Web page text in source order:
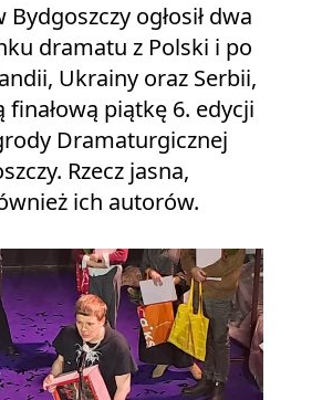
ogłosił dwa
dramatu z Polski i po
Ukrainy oraz Serbii,
piątkę 6. edycji
Dramaturgicznej
Rzecz jasna,
ich autorów.